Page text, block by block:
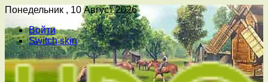
Понедельник , 10 Август 2026
Войти
Switch skin